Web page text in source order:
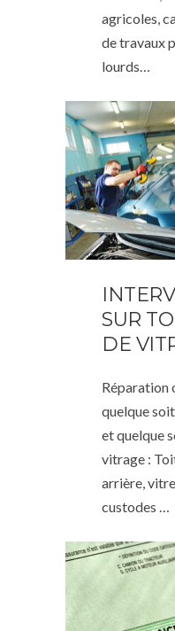
agricoles,
de travaux
lourds…
SUR
DE
Réparation
quelque
et quelque
vitrage :
arrière,
custodes …